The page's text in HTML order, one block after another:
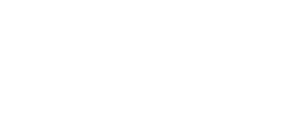
Entfernung und nicht an den
vom genutzten Verkehrsmittel. Egal
Bahn – lediglich Flugreisen sind
steuerlich geltend gemacht werden. Nach
Regelung bis zu mehrere hundert